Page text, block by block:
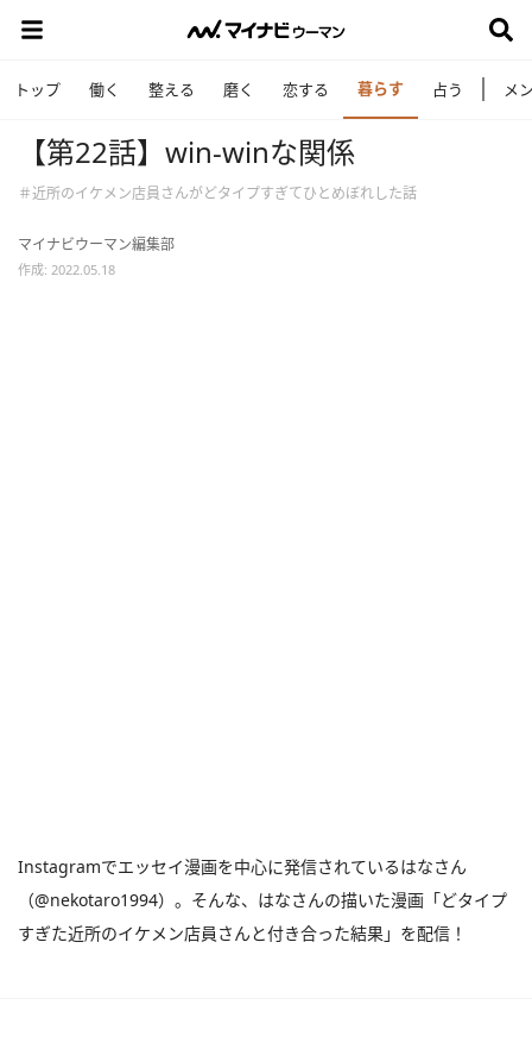
トップ 働く 整える 磨く 恋する 暮らす 占う メ
【第22話】win-winな関係
＃近所のイケメン店員さんがどタイプすぎてひとめぼれした話
マイナビウーマン編集部
作成: 2022.05.18
Instagramでエッセイ漫画を中心に発信されているはなさん
（@nekotaro1994）。そんな、はなさんの描いた漫画「どタイプ
すぎた近所のイケメン店員さんと付き合った結果」を配信！